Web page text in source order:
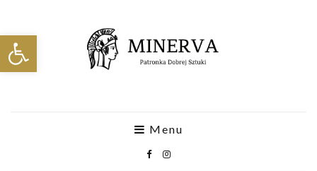
Otwórz pasek narzędzi
Menu